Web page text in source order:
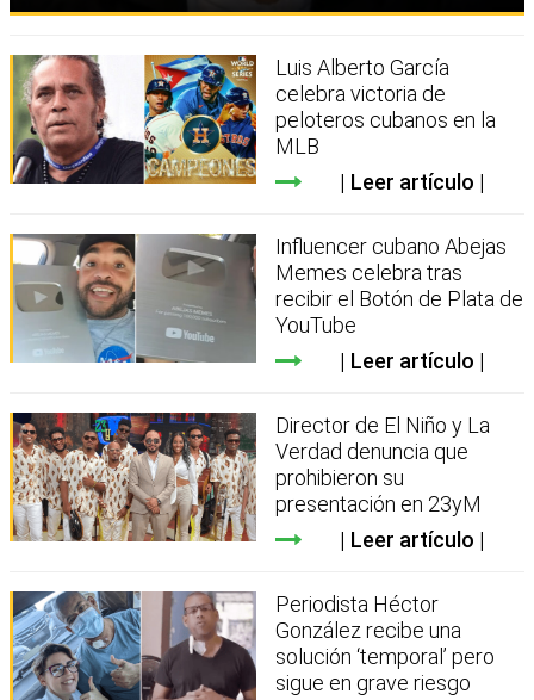
Luis Alberto García
celebra victoria de
peloteros cubanos en la
MLB
Leer artículo
Influencer cubano Abejas
Memes celebra tras
recibir el Botón de Plata de
YouTube
Leer artículo
Director de El Niño y La
Verdad denuncia que
prohibieron su
presentación en 23yM
Leer artículo
Periodista Héctor
González recibe una
solución ‘temporal’ pero
sigue en grave riesgo